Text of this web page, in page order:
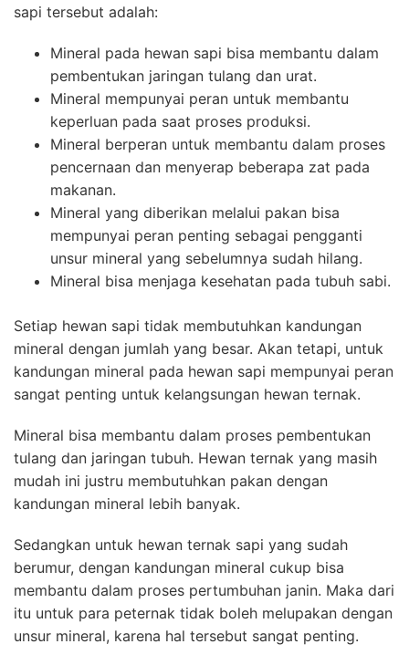
sapi tersebut adalah:
Mineral pada hewan sapi bisa membantu dalam
pembentukan jaringan tulang dan urat.
Mineral mempunyai peran untuk membantu
keperluan pada saat proses produksi.
Mineral berperan untuk membantu dalam proses
pencernaan dan menyerap beberapa zat pada
makanan.
Mineral yang diberikan melalui pakan bisa
mempunyai peran penting sebagai pengganti
unsur mineral yang sebelumnya sudah hilang.
Mineral bisa menjaga kesehatan pada tubuh sabi.
Setiap hewan sapi tidak membutuhkan kandungan
mineral dengan jumlah yang besar. Akan tetapi, untuk
kandungan mineral pada hewan sapi mempunyai peran
sangat penting untuk kelangsungan hewan ternak.
Mineral bisa membantu dalam proses pembentukan
tulang dan jaringan tubuh. Hewan ternak yang masih
mudah ini justru membutuhkan pakan dengan
kandungan mineral lebih banyak.
Sedangkan untuk hewan ternak sapi yang sudah
berumur, dengan kandungan mineral cukup bisa
membantu dalam proses pertumbuhan janin. Maka dari
itu untuk para peternak tidak boleh melupakan dengan
unsur mineral, karena hal tersebut sangat penting.